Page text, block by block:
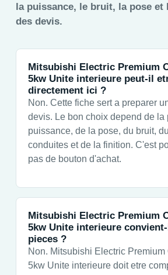
la puissance, le bruit, la pose et
des devis.
Mitsubishi Electric Premium
5kw Unite interieure peut-il
directement ici ?
Non. Cette fiche sert a preparer
devis. Le bon choix depend de la
puissance, de la pose, du bruit,
conduites et de la finition. C'est
pas de bouton d'achat.
Mitsubishi Electric Premium
5kw Unite interieure
pieces ?
Non. Mitsubishi Electric Premium
5kw Unite interieure doit etre